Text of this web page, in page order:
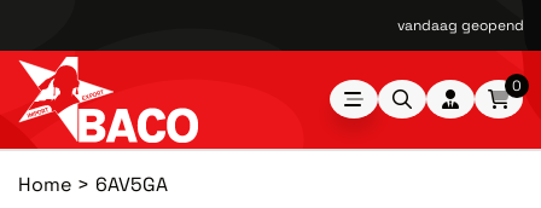
vandaag geopend
0
Home 6AV5GA